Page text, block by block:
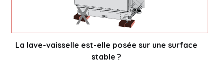
La lave-vaisselle est-elle posée sur une surface
stable ?